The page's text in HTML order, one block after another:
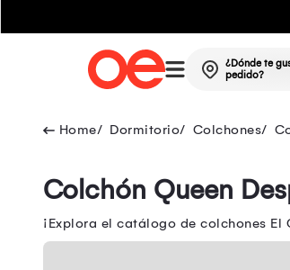
¿Dónde te
pedido?
Dormitorio Colchones
Colchón Queen
¡Explora el catálogo de colchones